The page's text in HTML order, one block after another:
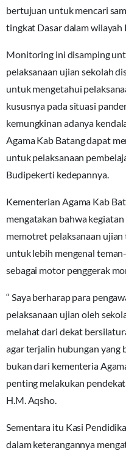
bertujuan untuk mencari
tingkat Dasar dalam wilayah
Monitoring ini disamping
pelaksanaan ujian sekolah
untuk mengetahui
kususnya pada situasi
kemungkinan adanya
Agama Kab Batang dapat
untuk pelaksanaan
Budipekerti kedepannya.
Kementerian Agama Kab
mengatakan bahwa
memotret pelaksanaan
untuk lebih mengenal
sebagai motor penggerak
“ Saya berharap para
pelaksanaan ujian oleh
melahat dari dekat
agar terjalin hubungan yang
bukan dari kementeria
penting melakukan
H.M. Aqsho.
Sementara itu Kasi
dalam keterangannya